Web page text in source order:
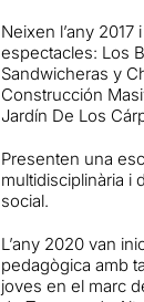
Neixen l’any
espectacles: Los
Sandwicheras y
Construcción
Jardín De Los
Presenten una
multidisciplinària i
social.
L’any 2020 van
pedagògica amb
joves en el marc